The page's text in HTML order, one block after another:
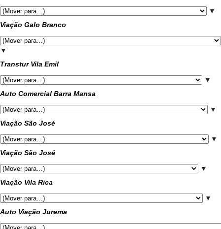
▼
Viação Galo Branco
▼
Transtur Vila Emil
▼
Auto Comercial Barra Mansa
▼
Viação São José
▼
Viação São José
▼
Viação Vila Rica
▼
Auto Viação Jurema